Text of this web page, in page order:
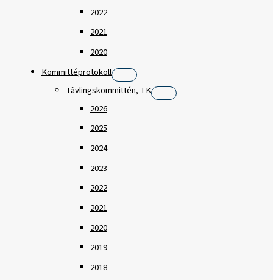
2022
2021
2020
Kommittéprotokoll
Tävlingskommittén, TK
2026
2025
2024
2023
2022
2021
2020
2019
2018